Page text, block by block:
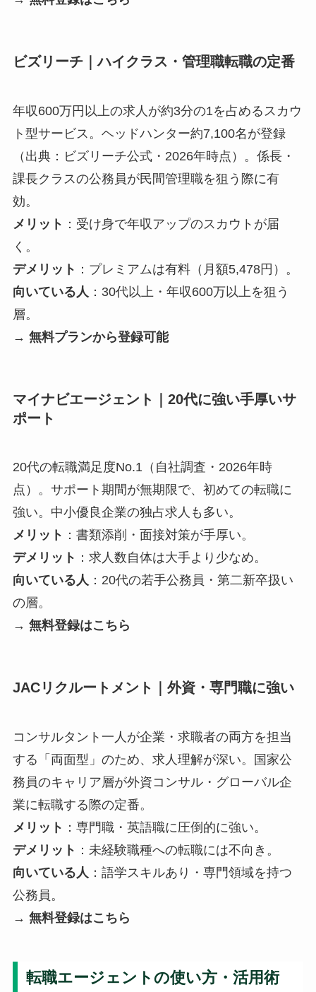
ビズリーチ｜ハイクラス・管理職転職の定番
年収600万円以上の求人が約3分の1を占めるスカウ
ト型サービス。ヘッドハンター約7,100名が登録
（出典：ビズリーチ公式・2026年時点）。係長・
課長クラスの公務員が民間管理職を狙う際に有
効。
メリット ：受け身で年収アップのスカウトが届
く。
デメリット ：プレミアムは有料（月額5,478円）。
向いている人 ：30代以上・年収600万以上を狙う
層。
→ 無料プランから登録可能
マイナビエージェント｜20代に強い手厚いサ
ポート
20代の転職満足度No.1（自社調査・2026年時
点）。サポート期間が無期限で、初めての転職に
強い。中小優良企業の独占求人も多い。
メリット ：書類添削・面接対策が手厚い。
デメリット ：求人数自体は大手より少なめ。
向いている人 ：20代の若手公務員・第二新卒扱い
の層。
→ 無料登録はこちら
JACリクルートメント｜外資・専門職に強い
コンサルタント一人が企業・求職者の両方を担当
する「両面型」のため、求人理解が深い。国家公
務員のキャリア層が外資コンサル・グローバル企
業に転職する際の定番。
メリット ：専門職・英語職に圧倒的に強い。
デメリット ：未経験職種への転職には不向き。
向いている人 ：語学スキルあり・専門領域を持つ
公務員。
→ 無料登録はこちら
転職エージェントの使い方・活用術